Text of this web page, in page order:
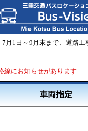
7月1日～9月末まで、道路
線にお知らせがあります
車両指定